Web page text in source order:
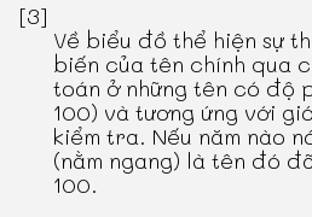
[3]
Về biểu đồ thể hiện sự
biến của tên chính qua
toán ở những tên có độ
100) và tương ứng với
kiểm tra. Nếu năm nào
(nằm ngang) là tên đó
100.